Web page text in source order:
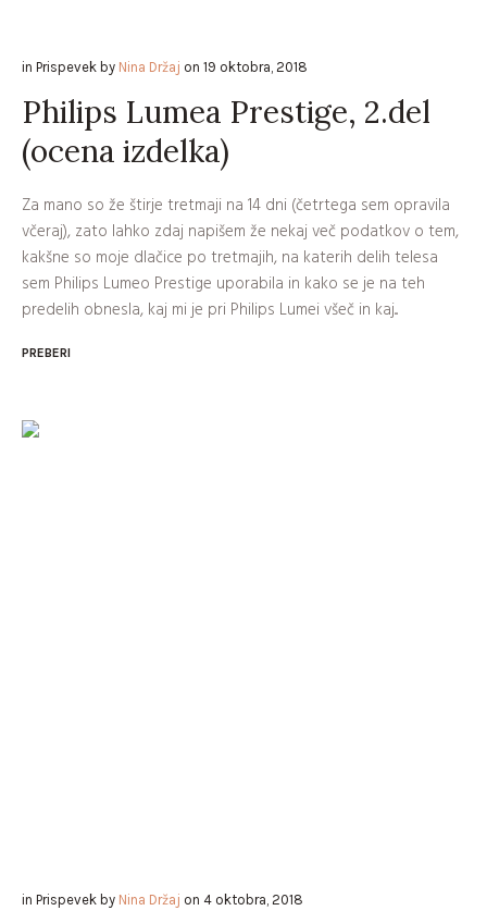
in Prispevek by Nina Držaj on 19 oktobra, 2018
Philips Lumea Prestige, 2.del
(ocena izdelka)
Za mano so že štirje tretmaji na 14 dni (četrtega sem opravila
včeraj), zato lahko zdaj napišem že nekaj več podatkov o tem,
kakšne so moje dlačice po tretmajih, na katerih delih telesa
sem Philips Lumeo Prestige uporabila in kako se je na teh
predelih obnesla, kaj mi je pri Philips Lumei všeč in kaj...
PREBERI
in Prispevek by Nina Držaj on 4 oktobra, 2018